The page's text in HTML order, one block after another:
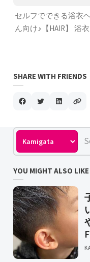
セルフでできる浴衣
ん向け♪【HAIR】 浴
SHARE WITH FRIENDS
YOU MIGHT ALSO LIKE